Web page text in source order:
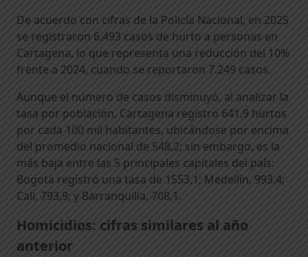
De acuerdo con cifras de la Policía Nacional, en 2025
se registraron 6.493 casos de hurto a personas en
Cartagena, lo que representa una reducción del 10%
frente a 2024, cuando se reportaron 7.249 casos.
Aunque el número de casos disminuyó, al analizar la
tasa por población, Cartagena registro 641,9 hurtos
por cada 100 mil habitantes, ubicándose por encima
del promedio nacional de 548,2; sin embargo, es la
más baja entre las 5 principales capitales del país:
Bogotá registró una tasa de 1553,1; Medellín, 993,4;
Cali, 793,9; y Barranquilla, 708,1.
Homicidios: cifras similares al año
anterior